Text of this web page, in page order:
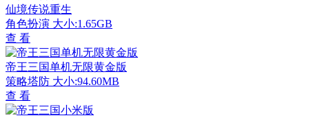
仙境传说重生
角色扮演 大小:1.65GB
查 看
帝王三国单机无限黄金版
策略塔防 大小:94.60MB
查 看